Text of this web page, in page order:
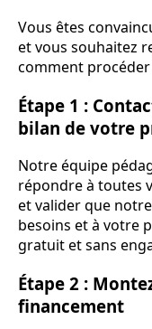
Vous êtes
et vous souhaitez
comment
Étape 1 :
bilan de votre
Notre équipe
répondre à toutes
et valider que
besoins et à votre
gratuit et sans
Étape 2 :
financement